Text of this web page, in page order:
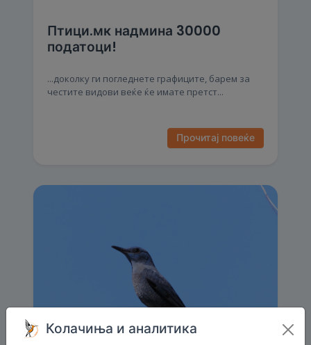
Птици.мк надмина 30000
податоци!
...доколку ги погледнете графиците, барем за
честите видови веќе ќе имате претст...
Прочитај повеќе
Колачиња и аналитика